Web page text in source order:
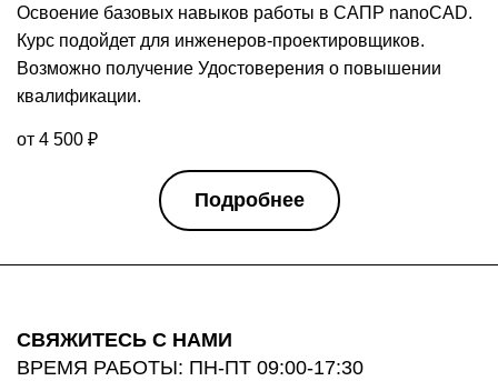
Освоение базовых навыков работы в САПР nanoCAD.
Курс подойдет для инженеров-проектировщиков.
Возможно получение Удостоверения о повышении
квалификации.
от 4 500 ₽
Подробнее
СВЯЖИТЕСЬ С НАМИ
ВРЕМЯ РАБОТЫ: ПН-ПТ 09:00-17:30